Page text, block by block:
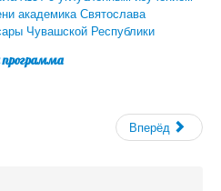
академика Святослава
Чувашской Республики
программа
Вперёд